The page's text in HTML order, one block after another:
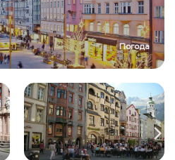
Погода